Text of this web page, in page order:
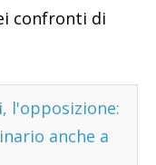
confronti di
l'opposizione:
anche a